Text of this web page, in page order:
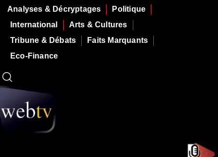
Analyses & Décryptages
Politique
International
Arts & Cultures
Tribune & Débats
Faits Marquants
Eco-Finance